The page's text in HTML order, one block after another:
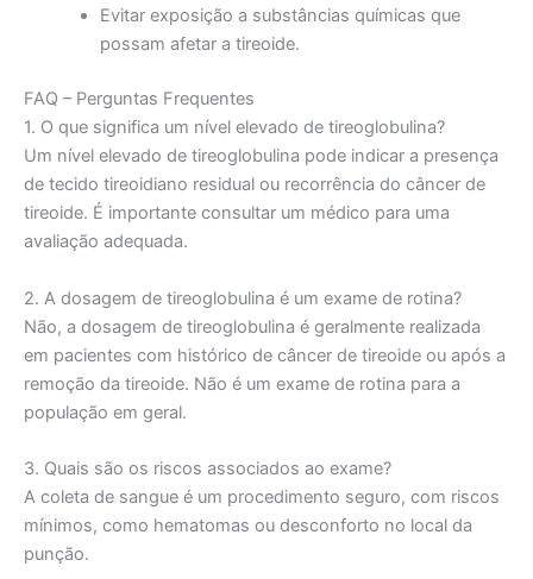
Evitar exposição a substâncias químicas que
possam afetar a tireoide.
FAQ – Perguntas Frequentes
1. O que significa um nível elevado de tireoglobulina?
Um nível elevado de tireoglobulina pode indicar a presença
de tecido tireoidiano residual ou recorrência do câncer de
tireoide. É importante consultar um médico para uma
avaliação adequada.
2. A dosagem de tireoglobulina é um exame de rotina?
Não, a dosagem de tireoglobulina é geralmente realizada
em pacientes com histórico de câncer de tireoide ou após a
remoção da tireoide. Não é um exame de rotina para a
população em geral.
3. Quais são os riscos associados ao exame?
A coleta de sangue é um procedimento seguro, com riscos
mínimos, como hematomas ou desconforto no local da
punção.